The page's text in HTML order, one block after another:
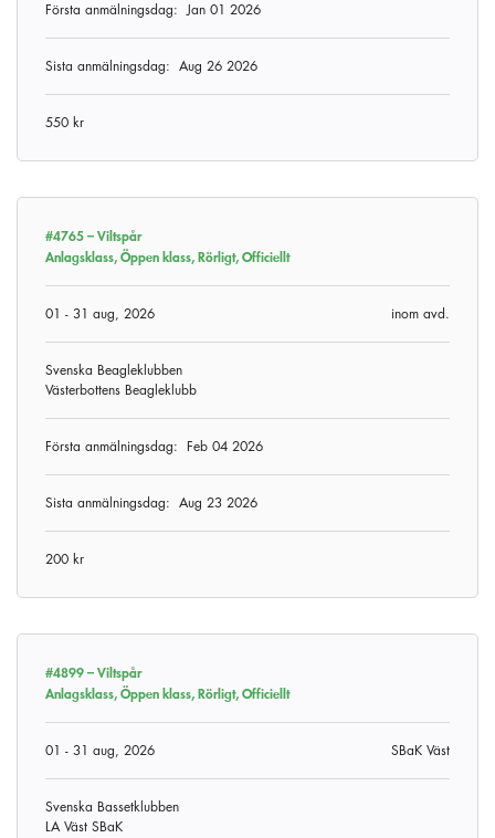
Första anmälningsdag:Jan 01 2026
Sista anmälningsdag: Aug 26 2026
550 kr
#4765 –Viltspår
Anlagsklass, Öppen klass, Rörligt, Officiellt
01 - 31 aug, 2026 inom avd.
Svenska Beagleklubben
Västerbottens Beagleklubb
Första anmälningsdag: Feb 04 2026
Sista anmälningsdag: Aug 23 2026
200 kr
#4899 –Viltspår
Anlagsklass, Öppen klass, Rörligt, Officiellt
01 - 31 aug, 2026 SBaK Väst
Svenska Bassetklubben
LA Väst SBaK